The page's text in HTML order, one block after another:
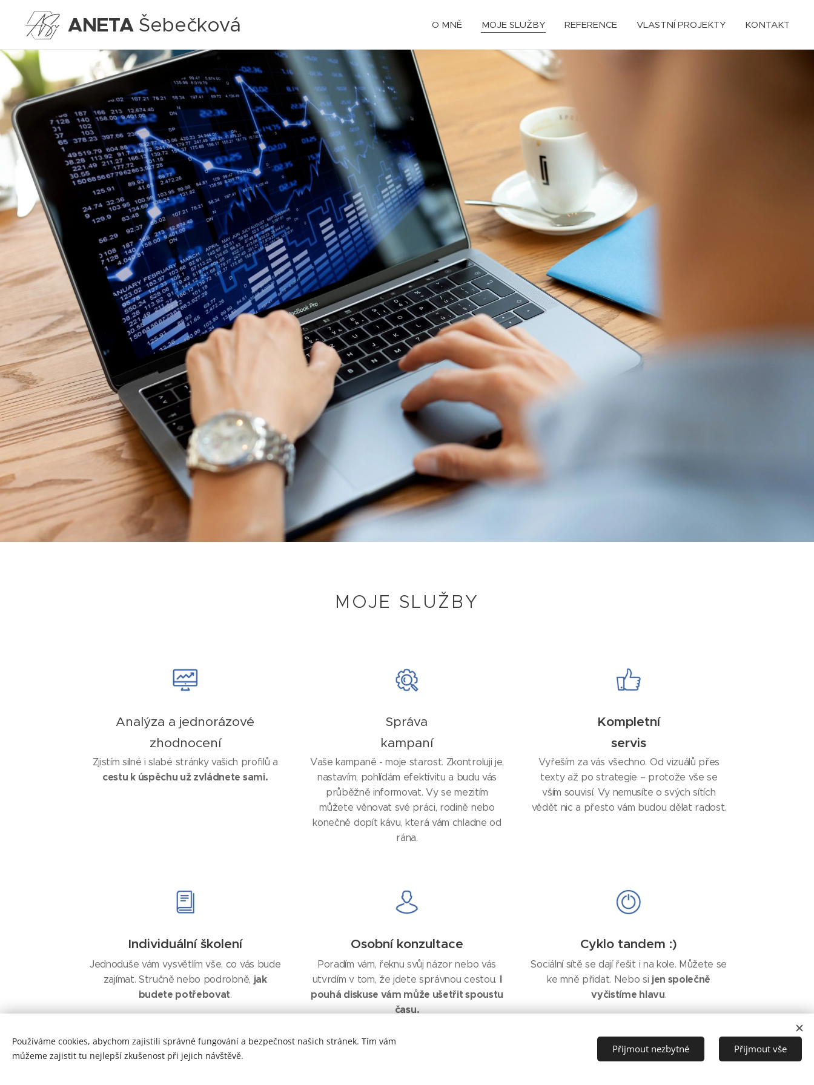
ANETA Šebečková O MNĚ MOJE SLUŽBY REFERENCE VLASTNÍ PROJEKTY KONTAKT
MOJE SLUŽBY
Analýza a jednorázové
zhodnocení
Zjistím silné i slabé stránky vašich profilů a
cestu k úspěchu už zvládnete sami.
Správa
kampaní
Vaše kampaně - moje starost. Zkontroluji je,
nastavím, pohlídám efektivitu a budu vás
průběžně informovat. Vy se mezitím
můžete věnovat své práci, rodině nebo
konečně dopít kávu, která vám chladne od
rána.
Kompletní
servis
Vyřeším za vás všechno. Od vizuálů přes
texty až po strategie – protože vše se
vším souvisí. Vy nemusíte o svých sítích
vědět nic a přesto vám budou dělat radost.
Individuální školení
Jednoduše vám vysvětlím vše, co vás bude
zajímat. Stručně nebo podrobně, jak
budete potřebovat.
Osobní konzultace
Poradím vám, řeknu svůj názor nebo vás
utvrdím v tom, že jdete správnou cestou. I
pouhá diskuse vám může ušetřit spoustu
času.
Cyklo tandem :)
Sociální sítě se dají řešit i na kole. Můžete se
ke mně přidat. Nebo si jen společně
vyčistíme hlavu.
Používáme cookies, abychom zajistili správné fungování a bezpečnost našich stránek. Tím vám
můžeme zajistit tu nejlepší zkušenost při jejich návštěvě.
Přijmout nezbytné Přijmout vše